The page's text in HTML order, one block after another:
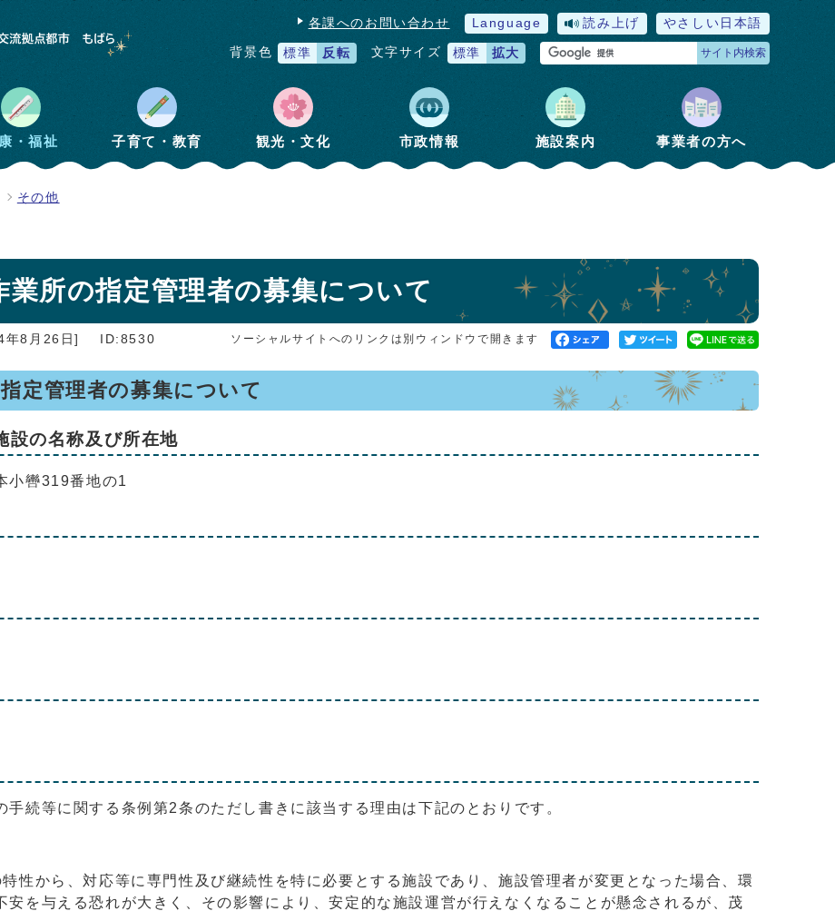
各課へのお問い合わせ Language 読み上げ やさしい日本語
背景色 標準 反転 文字サイズ 標準 拡大 サイト内検索
・福祉 子育て・教育 観光・文化 市政情報 施設案内 事業者の方へ
その他
業所の指定管理者の募集について
年8月26日] ID:8530 ソーシャルサイトへのリンクは別ウィンドウで開きます
定管理者の募集について
設の名称及び所在地
轡319番地の1
続等に関する条例第2条のただし書きに該当する理由は下記のとおりです。
性から、対応等に専門性及び継続性を特に必要とする施設であり、施設管理者が変更となった場合、環
を与える恐れが大きく、その影響により、安定的な施設運営が行えなくなることが懸念されるが、茂